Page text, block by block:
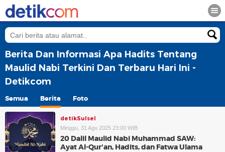
Berita Dan Informasi Apa Hadits Tentang
Maulid Nabi Terkini Dan Terbaru Hari Ini -
Detikcom
Semua Berita Foto
detikSulsel
Minggu, 31 Agu 2025 23:00 WIB
20 Dalil Maulid Nabi Muhammad SAW:
Ayat Al-Qur'an, Hadits, dan Fatwa Ulama